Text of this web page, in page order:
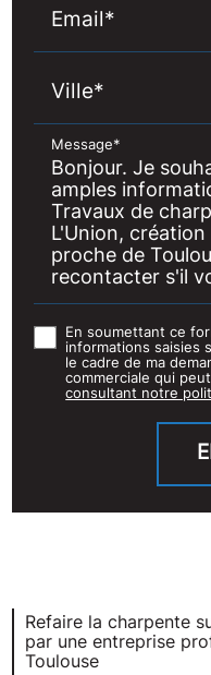
Email*
Ville*
Message*
En soumettant ce
informations saisies
le cadre de ma
commerciale qui
consultant notre
Refaire la charpente
par une entreprise
Toulouse